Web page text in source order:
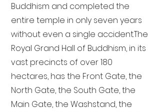
Buddhism and completed the
entire temple in only seven years
without even a single accident. The
Royal Grand Hall of Buddhism, in its
vast precincts of over 180
hectares, has the Front Gate, the
North Gate, the South Gate, the
Main Gate, the Washstand, the